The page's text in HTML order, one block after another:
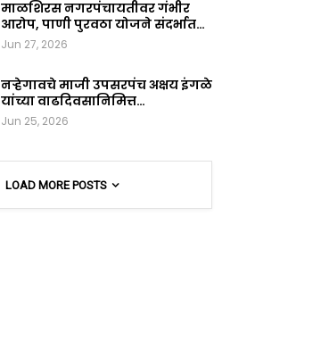
माळशिरस नगरपंचायतीवर गंभीर
आरोप, पाणी पुरवठा योजने संदर्भात…
Jun 27, 2026
नऱ्हेगावचे माजी उपसरपंच अक्षय इंगळे
यांच्या वाढदिवसानिमित्त…
Jun 25, 2026
LOAD MORE POSTS